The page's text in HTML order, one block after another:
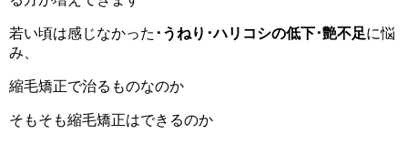
若い頃は感じなかった ･うねり･ハリコシの低下･艶不足に悩
み、
縮毛矯正で治るものなのか
そもそも縮毛矯正はできるのか